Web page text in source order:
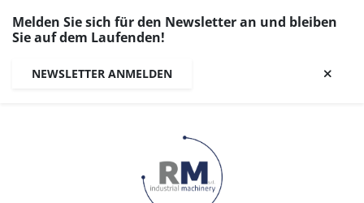
Melden Sie sich für den Newsletter an und bleiben
Sie auf dem Laufenden!
NEWSLETTER ANMELDEN